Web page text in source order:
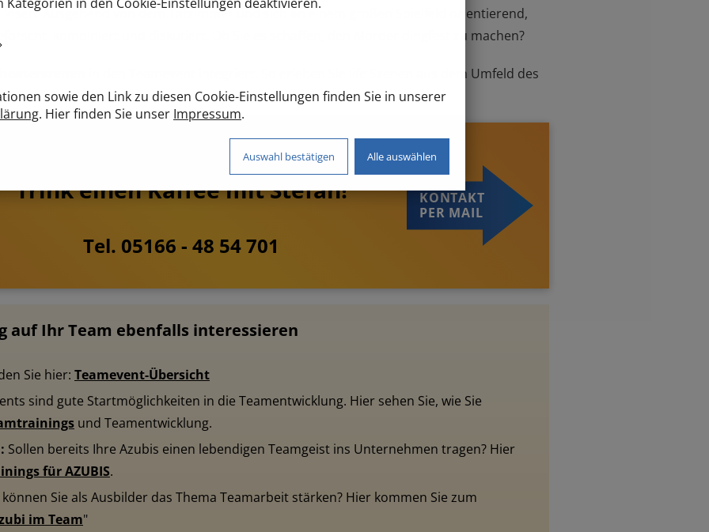
lösen. Ausgehend von dem Tatzimmer und sich an einem großen Spielfeld orientierend,
kombiniert und diskutiert. Ob Sie es schaffen, den Mörder dingfest zu machen?
in den Teamevent integriert. So erleben Sie life Szenen aus dem Umfeld des
Schlüsse ziehen!
Neugierig?
Trink einen Kaffee mit Stefan!
Tel. 05166 - 48 54 701
KONTAKT
PER MAIL
auf Ihr Team ebenfalls interessieren
Sie hier: Teamevent-Übersicht
sind gute Startmöglichkeiten in die Teamentwicklung. Hier sehen Sie, wie Sie
und Teamentwicklung.
Sollen bereits Ihre Azubis einen lebendigen Teamgeist ins Unternehmen tragen? Hier
für AZUBIS.
können Sie als Ausbilder das Thema Teamarbeit stärken? Hier kommen Sie zum
im Team"
sowie den Link zu diesen Cookie-Einstellungen finden Sie in unserer
. Hier finden Sie unser Impressum.
Auswahl bestätigen Alle auswählen